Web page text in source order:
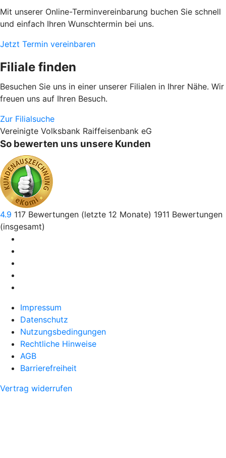
Mit unserer Online-Terminvereinbarung buchen Sie schnell
und einfach Ihren Wunschtermin bei uns.
Jetzt Termin vereinbaren
Filiale finden
Besuchen Sie uns in einer unserer Filialen in Ihrer Nähe. Wir
freuen uns auf Ihren Besuch.
Zur Filialsuche
Vereinigte Volksbank Raiffeisenbank eG
So bewerten uns unsere Kunden
4.9 117 Bewertungen (letzte 12 Monate) 1911 Bewertungen
(insgesamt)
Impressum
Datenschutz
Nutzungsbedingungen
Rechtliche Hinweise
AGB
Barrierefreiheit
Vertrag widerrufen